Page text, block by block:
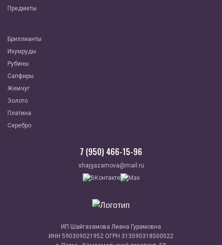
Предметы
Бриллианты
Изумруды
Рубины
Сапфиры
Жемчуг
Золото
Платина
Серебро
7 (950) 466-15-96
shajgazamova@mail.ru
ИП Шайгазамова Лиана Гурамовна
ИНН 590309021952 ОГРН 313590318500022